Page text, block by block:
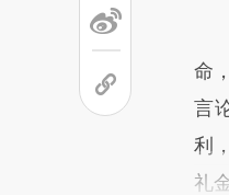
命
言
利
礼